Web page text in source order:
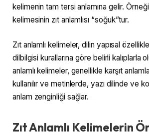
kelimenin tam tersi anlamına gelir.
kelimesinin zıt anlamlısı “soğuk”tur.
Zıt anlamlı kelimeler, dilin yapısal
dilbilgisi kurallarına göre belirli kalıplarla
anlamlı kelimeler, genellikle karşıt
kullanılır ve metinlerde, yazı dilinde ve
anlam zenginliği sağlar.
Zıt Anlamlı Kelimelerin